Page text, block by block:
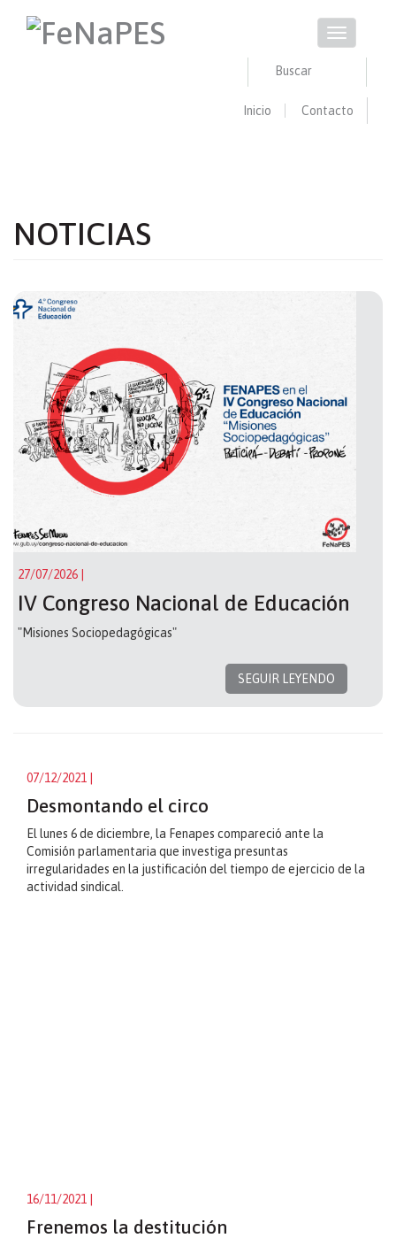
contenido
Toggle
navigation
Buscar
Inicio Contacto
NOTICIAS
27/07/2026
IV Congreso Nacional de Educación
"Misiones Sociopedagógicas"
SEGUIR LEYENDO
07/12/2021
Desmontando el circo
El lunes 6 de diciembre, la Fenapes compareció ante la
Comisión parlamentaria que investiga presuntas
irregularidades en la justificación del tiempo de ejercicio de la
actividad sindical.
16/11/2021
Frenemos la destitución